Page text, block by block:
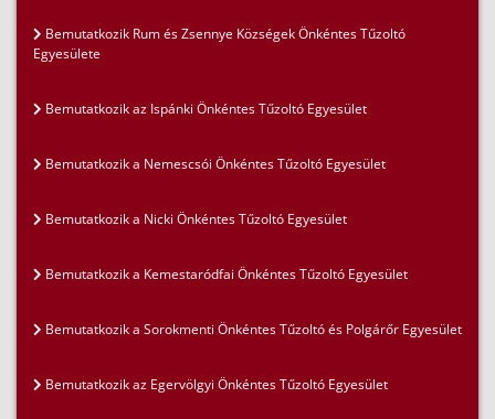
Bemutatkozik Rum és Zsennye Községek Önkéntes Tűzoltó
Egyesülete
Bemutatkozik az Ispánki Önkéntes Tűzoltó Egyesület
Bemutatkozik a Nemescsói Önkéntes Tűzoltó Egyesület
Bemutatkozik a Nicki Önkéntes Tűzoltó Egyesület
Bemutatkozik a Kemestaródfai Önkéntes Tűzoltó Egyesület
Bemutatkozik a Sorokmenti Önkéntes Tűzoltó és Polgárőr Egyesület
Bemutatkozik az Egervölgyi Önkéntes Tűzoltó Egyesület